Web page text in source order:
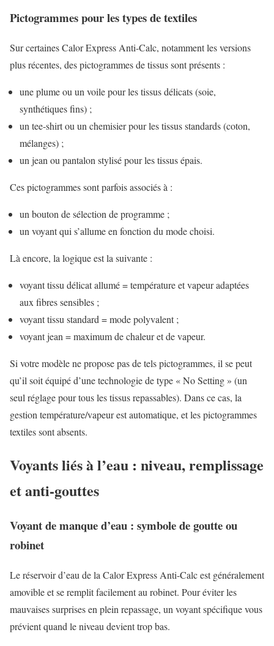
Pictogrammes pour les types de textiles
Sur certaines Calor Express Anti-Calc, notamment les versions
plus récentes, des pictogrammes de tissus sont présents :
une plume ou un voile pour les tissus délicats (soie,
synthétiques fins) ;
un tee-shirt ou un chemisier pour les tissus standards (coton,
mélanges) ;
un jean ou pantalon stylisé pour les tissus épais.
Ces pictogrammes sont parfois associés à :
un bouton de sélection de programme ;
un voyant qui s’allume en fonction du mode choisi.
Là encore, la logique est la suivante :
voyant tissu délicat allumé = température et vapeur adaptées
aux fibres sensibles ;
voyant tissu standard = mode polyvalent ;
voyant jean = maximum de chaleur et de vapeur.
Si votre modèle ne propose pas de tels pictogrammes, il se peut
qu’il soit équipé d’une technologie de type « No Setting » (un
seul réglage pour tous les tissus repassables). Dans ce cas, la
gestion température/vapeur est automatique, et les pictogrammes
textiles sont absents.
Voyants liés à l’eau : niveau, remplissage
et anti-gouttes
Voyant de manque d’eau : symbole de goutte ou
robinet
Le réservoir d’eau de la Calor Express Anti-Calc est généralement
amovible et se remplit facilement au robinet. Pour éviter les
mauvaises surprises en plein repassage, un voyant spécifique vous
prévient quand le niveau devient trop bas.